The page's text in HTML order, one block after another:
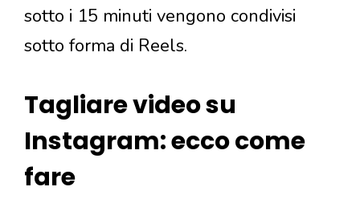
sotto i 15 minuti vengono condivisi
sotto forma di Reels.
Tagliare video su
Instagram: ecco come
fare